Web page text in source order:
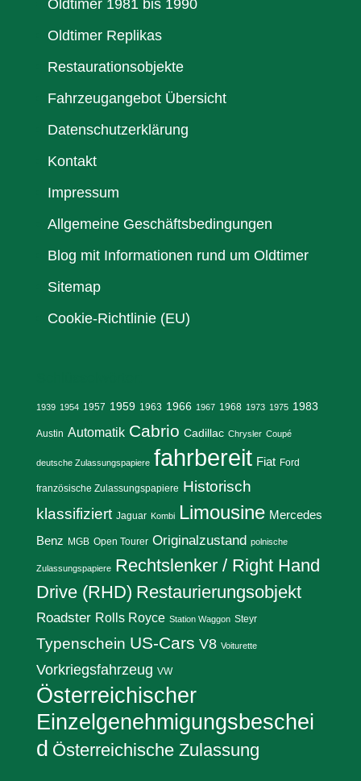
Oldtimer 1981 bis 1990
Oldtimer Replikas
Restaurationsobjekte
Fahrzeugangebot Übersicht
Datenschutzerklärung
Kontakt
Impressum
Allgemeine Geschäftsbedingungen
Blog mit Informationen rund um Oldtimer
Sitemap
Cookie-Richtlinie (EU)
1939 1954 1957 1959 1963 1966 1967 1968 1973 1975 1983
Austin Automatik Cabrio Cadillac Chrysler Coupé
deutsche Zulassungspapiere fahrbereit Fiat Ford
französische Zulassungspapiere Historisch
klassifiziert Jaguar Kombi Limousine Mercedes
Benz MGB Open Tourer Originalzustand polnische
Zulassungspapiere Rechtslenker / Right Hand
Drive (RHD) Restaurierungsobjekt
Roadster Rolls Royce Station Waggon Steyr
Typenschein US-Cars V8 Voiturette
Vorkriegsfahrzeug VW
Österreichischer
Einzelgenehmigungsbeschei
d Österreichische Zulassung